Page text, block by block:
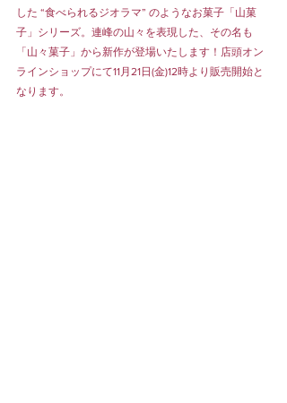
した “食べられるジオラマ” のようなお菓子「山菓
子」シリーズ。連峰の山々を表現した、その名も
「山々菓子」から新作が登場いたします！店頭オン
ラインショップにて11月21日(金)12時より販売開始と
なります。